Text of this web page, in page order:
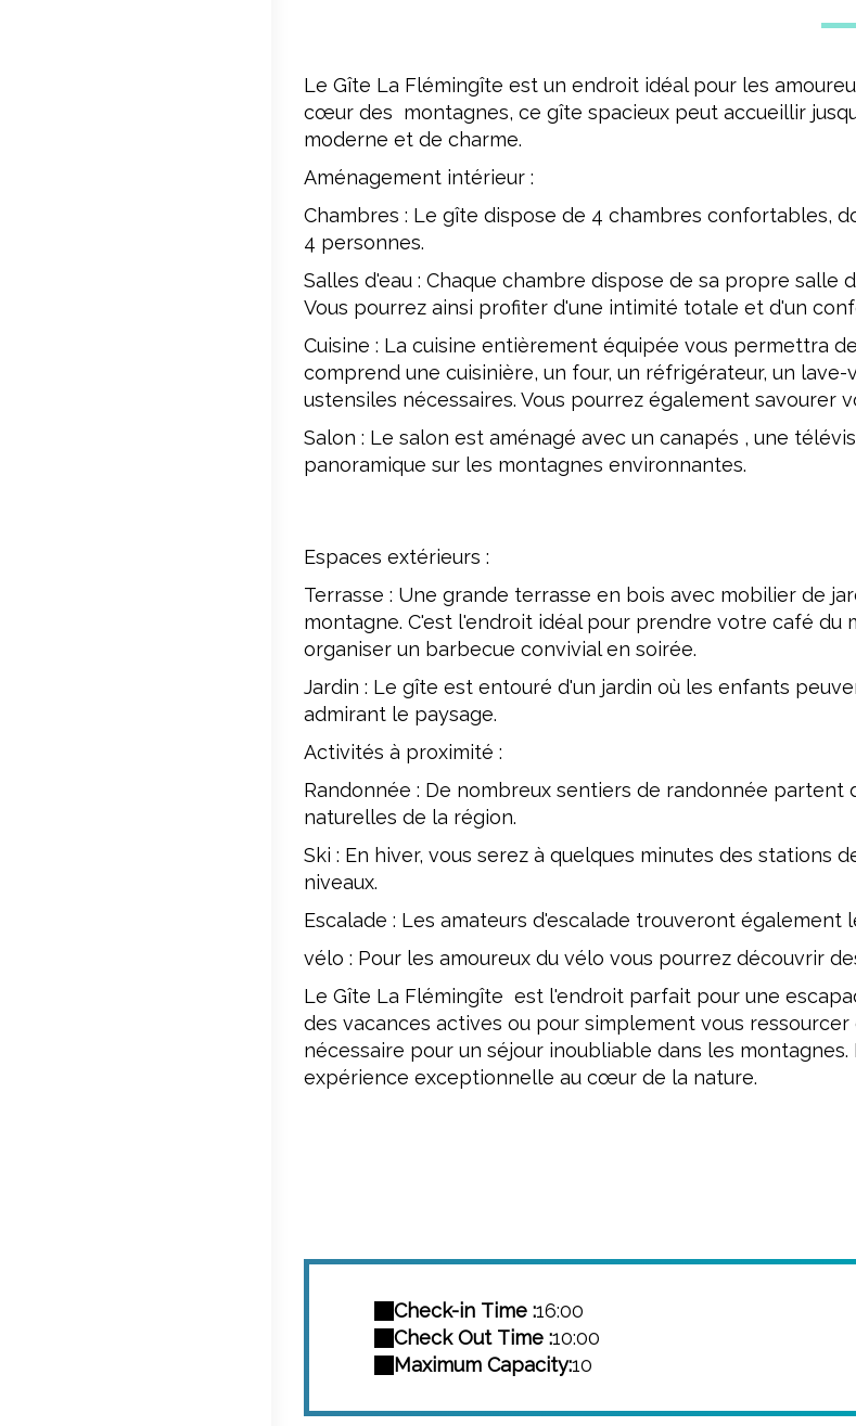
Le Gîte La Flémingîte est un endroit idéal pour les
cœur des montagnes, ce gîte spacieux peut accueillir
moderne et de charme.
Aménagement intérieur :
Chambres : Le gîte dispose de 4 chambres confortables,
4 personnes.
Salles d'eau : Chaque chambre dispose de sa propre
Vous pourrez ainsi profiter d'une intimité totale et d'un
Cuisine : La cuisine entièrement équipée vous permettra
comprend une cuisinière, un four, un réfrigérateur, un
ustensiles nécessaires. Vous pourrez également savourer
Salon : Le salon est aménagé avec un canapés , une
panoramique sur les montagnes environnantes.
Espaces extérieurs :
Terrasse : Une grande terrasse en bois avec mobilier de
montagne. C'est l'endroit idéal pour prendre votre café
organiser un barbecue convivial en soirée.
Jardin : Le gîte est entouré d'un jardin où les enfants
admirant le paysage.
Activités à proximité :
Randonnée : De nombreux sentiers de randonnée
naturelles de la région.
Ski : En hiver, vous serez à quelques minutes des
niveaux.
Escalade : Les amateurs d'escalade trouveront
vélo : Pour les amoureux du vélo vous pourrez découvrir
Le Gîte La Flémingîte est l'endroit parfait pour une
des vacances actives ou pour simplement vous
nécessaire pour un séjour inoubliable dans les
expérience exceptionnelle au cœur de la nature.
Check-in Time :16:00
Check Out Time :10:00
Maximum Capacity:10